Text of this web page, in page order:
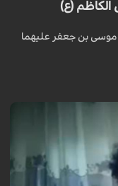
الكاظم (ع)
موسى بن جعفر عليهما